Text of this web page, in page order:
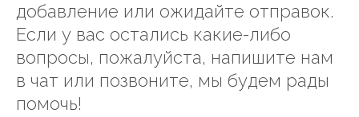
добавление или ожидайте отправок.
Если у вас остались какие-либо
вопросы, пожалуйста, напишите нам
в чат или позвоните, мы будем рады
помочь!